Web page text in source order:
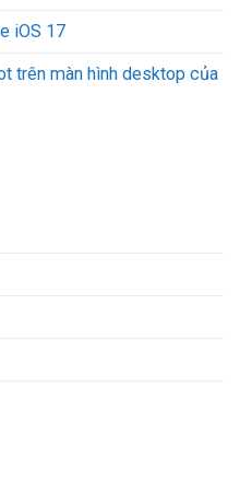
iOS 17
trên màn hình desktop của